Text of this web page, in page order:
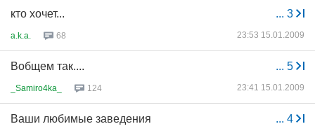
... 3
кто хочет...
a.k.a. 68 23:53 15.01.2009
... 5
Вобщем так....
_Samiro4ka_ 124 23:41 15.01.2009
... 4
Ваши любимые заведения